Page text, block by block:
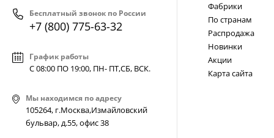
Бесплатный звонок по России
+7 (800) 775-63-32
График работы
С 08:00 ПО 19:00, ПН- ПТ,СБ, ВСК.
Мы находимся по адресу
105264, г.Москва,Измайловский
бульвар, д.55, офис 38
Фабрики
По странам
Распродажа
Новинки
Акции
Карта сайта